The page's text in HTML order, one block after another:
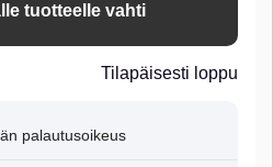
tuotteelle vahti
Tilapäisesti loppu
palautusoikeus